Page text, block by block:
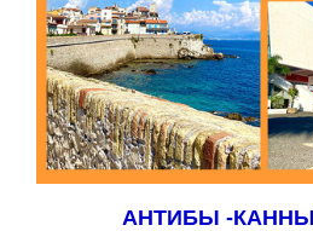
АНТИБЫ -